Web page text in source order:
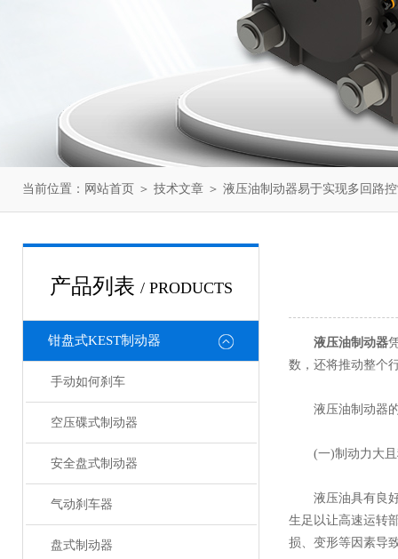
当前位置： 网站首页 ＞ 技术文章 ＞ 液压油制动器易于实现多回路
产品列表 / PRODUCTS
钳盘式KEST制动器
手动如何刹车
空压碟式制动器
安全盘式制动器
气动刹车器
盘式制动器
液压油制动器
数，还将推动整个
液压油制动器
(一)制动力大且
液压油具有良好
生足以让高速运转
损、变形等因素导